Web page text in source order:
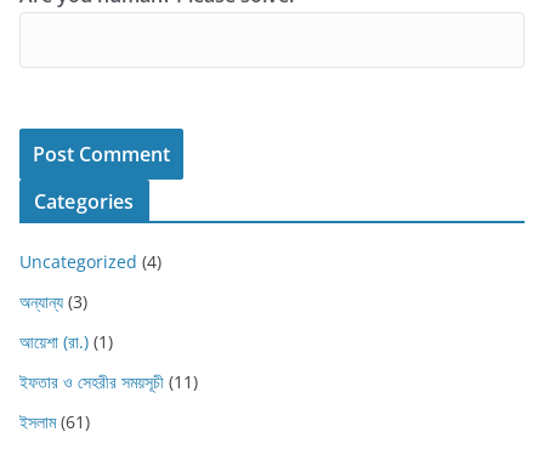
Categories
Uncategorized (4)
অন্যান্য (3)
আয়েশা (রা.) (1)
ইফতার ও সেহরীর সময়সূচী (11)
ইসলাম(61)